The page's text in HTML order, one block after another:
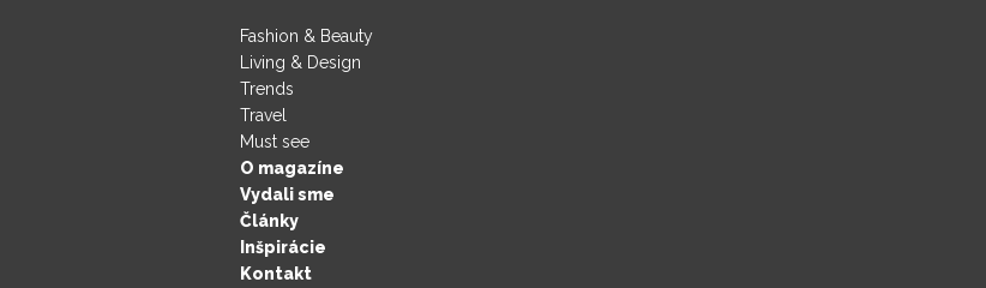
Fashion & Beauty
Living & Design
Trends
Travel
Must see
O magazíne
Vydali sme
Články
Inšpirácie
Kontakt